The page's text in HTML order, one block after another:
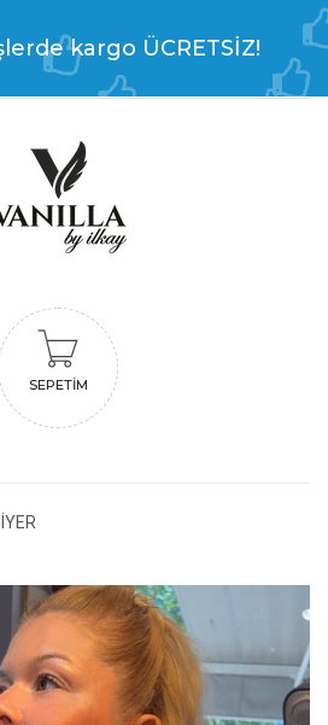
kargo ÜCRETSİZ!
SEPETIM